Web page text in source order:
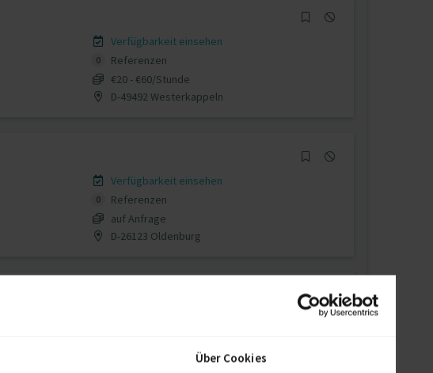
Über Cookies
Verfügbarkeit einsehen
0
Referenzen
€20 - €60/Stunde
D-49492 Westerkappeln
Verfügbarkeit einsehen
0
Referenzen
auf Anfrage
D-26123 Oldenburg